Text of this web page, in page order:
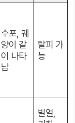
수포, 궤
양이 같
이 나타
남
탈피 가
능
발열,